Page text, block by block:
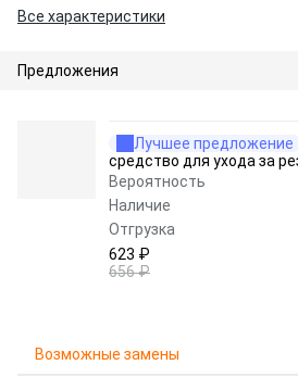
Все характеристики
Предложения
Лучшее предложение
средство для ухода за
Вероятность
Наличие
Отгрузка
623 ₽
656 ₽
Возможные замены